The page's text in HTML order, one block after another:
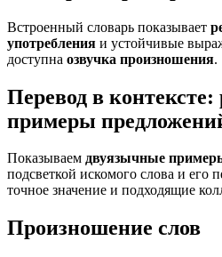
Встроенный словарь показывает
употребления и устойчивые
доступна озвучка произношения.
Перевод в
примеры
Показываем двуязычные
подсветкой искомого слова и
точное значение и подходящие
Произношение слов